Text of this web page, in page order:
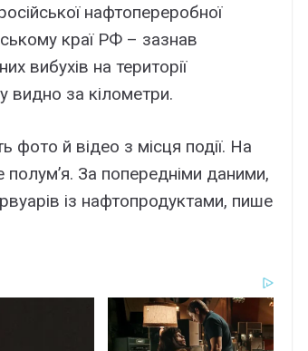
нафтопереробної
краї РФ – зазнав
вибухів на території
видно за кілометри.
й відео з місця події. На
За попередніми даними,
із нафтопродуктами, пише